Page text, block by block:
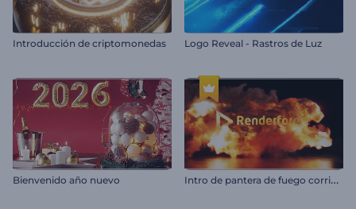
Introducción de criptomonedas Logo Reveal - Rastros de Luz
Bienvenido año nuevo I
ntro de pantera de fuego corriendo